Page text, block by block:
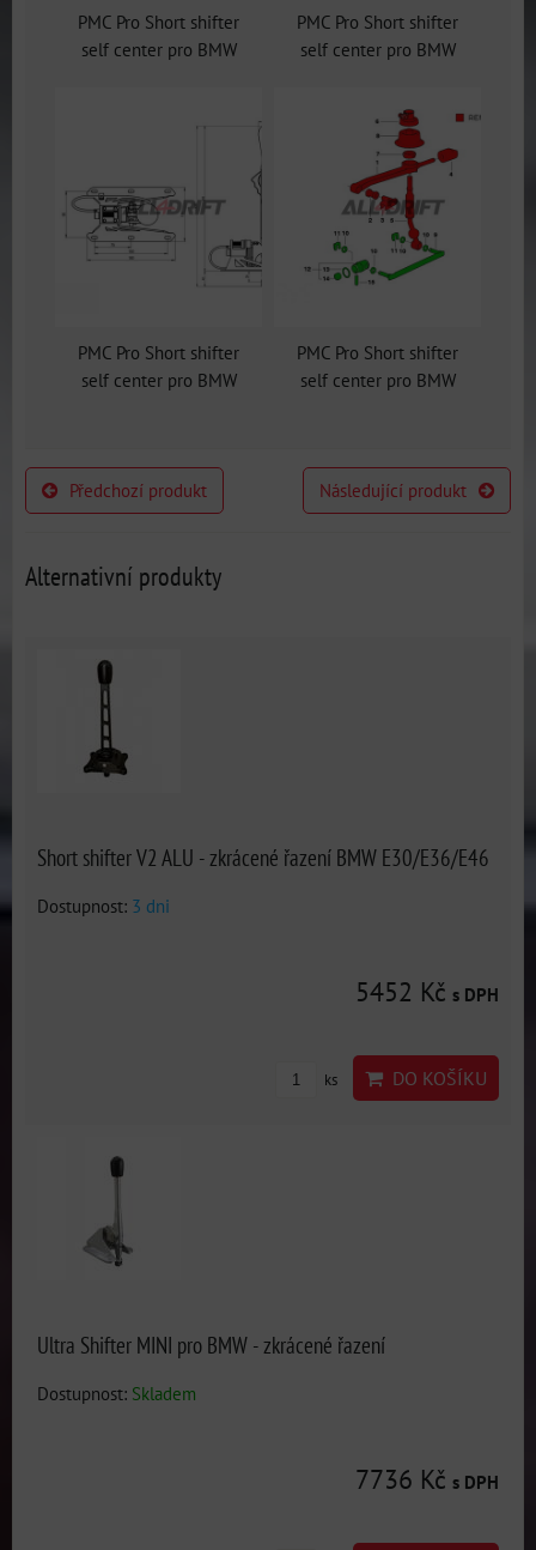
PMC Pro Short shifter
self center pro BMW
PMC Pro Short shifter
self center pro BMW
PMC Pro Short shifter
self center pro BMW
PMC Pro Short shifter
self center pro BMW
Předchozí produkt Následující produkt
Alternativní produkty
Short shifter V2 ALU - zkrácené řazení BMW E30/E36/E46
Dostupnost: 3 dni
5452 Kč s DPH
ks DO KOŠÍKU
Ultra Shifter MINI pro BMW - zkrácené řazení
Dostupnost: Skladem
7736 Kč s DPH